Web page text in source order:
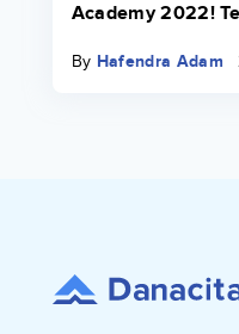
Academy 2022!
By Hafendra Adam